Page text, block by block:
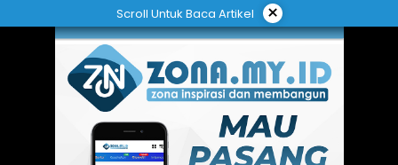
ke
Scroll Untuk Baca Artikel ×